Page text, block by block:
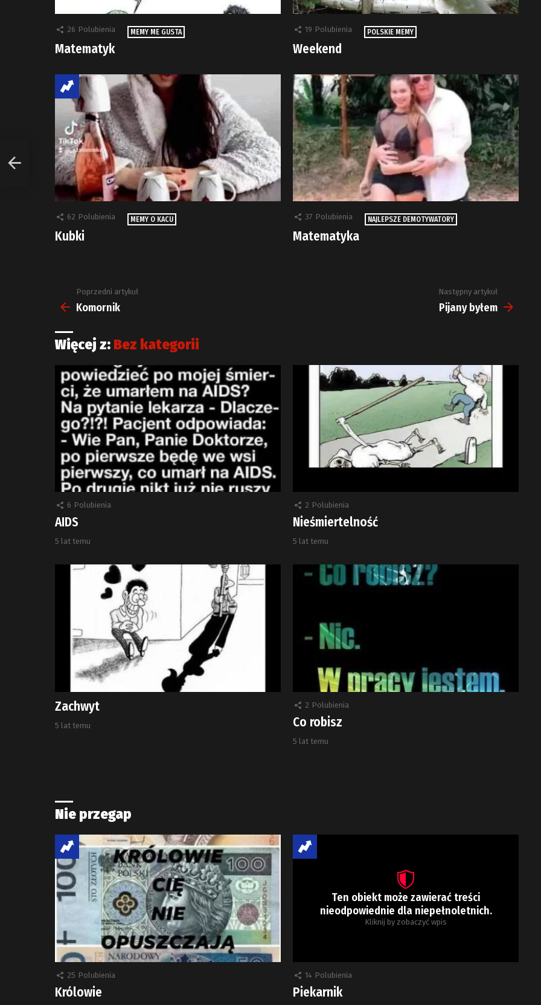
26 Polubienia MEMY ME GUSTA
Matematyk
19 Polubienia POLSKIE MEMY
Weekend
62 Polubienia MEMY O KACU
Kubki
37 Polubienia NAJLEPSZE DEMOTYWATORY
Matematyka
Zobacz
więcej
Poprzedni artykuł
Komornik
Następny artykuł
Pijany byłem
Więcej z: Bez kategorii
6 Polubienia
AIDS
5 lat temu
2 Polubienia
Nieśmiertelność
5 lat temu
Zachwyt
5 lat temu
2 Polubienia
Co robisz
5 lat temu
Nie przegap
25 Polubienia
Królowie
Ten obiekt może zawierać treści
nieodpowiednie dla niepełnoletnich.
Kliknij by zobaczyć wpis
14 Polubienia
Piekarnik